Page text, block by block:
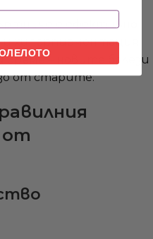
е ефективно
хиперпигментация,
време – новите белези
от старите.
от